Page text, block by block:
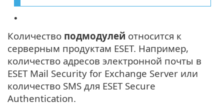
•
Количество подмодулей относится к
серверным продуктам ESET. Например,
количество адресов электронной почты в
ESET Mail Security for Exchange Server или
количество SMS для ESET Secure
Authentication.